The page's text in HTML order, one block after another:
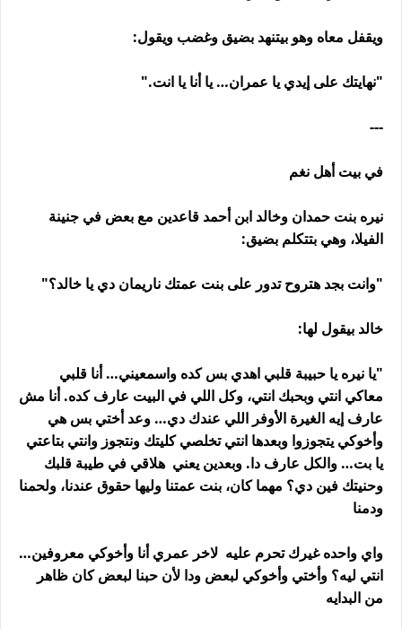
ويقفل معاه وهو بيتنهد بضيق وغضب ويقول:
"نهايتك على إيدي يا عمران… يا أنا يا انت."
---
في بيت أهل نغم
نيره بنت حمدان وخالد ابن أحمد قاعدين مع بعض في جنينة
الفيلا، وهي بتتكلم بضيق:
"وانت بجد هتروح تدور على بنت عمتك ناريمان دي يا خالد؟"
خالد بيقول لها:
"يا نيره يا حبيبة قلبي اهدي بس كده واسمعيني… أنا قلبي
معاكي انتي وبحبك انتي، وكل اللي في البيت عارف كده. أنا مش
عارف إيه الغيرة الأوفر اللي عندك دي… وعد أختي بس هي
وأخوكي يتجوزوا وبعدها انتي تخلصي كليتك ونتجوز وانتي بتاعتي
يا بت… والكل عارف دا. وبعدين يعني هلاقي في طيبة قلبك
وحنيتك فين دي؟ مهما كان، بنت عمتنا وليها حقوق عندنا، ولحمنا
ودمنا
واي واحده غيرك تحرم عليه لاخر عمري أنا وأخوكي معروفين…
انتي ليه؟ وأختي وأخوكي لبعض ودا لأن حبنا لبعض كان ظاهر
من البدايه